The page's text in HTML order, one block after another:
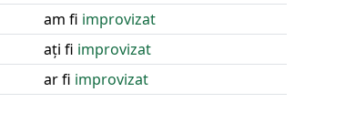
am fi improvizat
ați fi improvizat
ar fi improvizat